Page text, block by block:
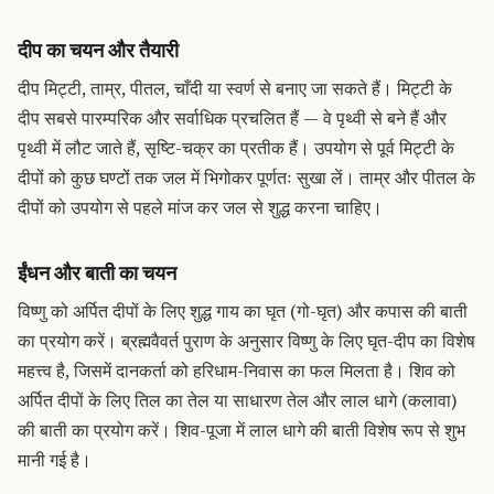
दीप का चयन और तैयारी
दीप मिट्टी, ताम्र, पीतल, चाँदी या स्वर्ण से बनाए जा सकते हैं। मिट्टी के
दीप सबसे पारम्परिक और सर्वाधिक प्रचलित हैं — वे पृथ्वी से बने हैं और
पृथ्वी में लौट जाते हैं, सृष्टि-चक्र का प्रतीक हैं। उपयोग से पूर्व मिट्टी के
दीपों को कुछ घण्टों तक जल में भिगोकर पूर्णतः सुखा लें। ताम्र और पीतल के
दीपों को उपयोग से पहले मांज कर जल से शुद्ध करना चाहिए।
ईंधन और बाती का चयन
विष्णु को अर्पित दीपों के लिए शुद्ध गाय का घृत (गो-घृत) और कपास की बाती
का प्रयोग करें। ब्रह्मवैवर्त पुराण के अनुसार विष्णु के लिए घृत-दीप का विशेष
महत्त्व है, जिसमें दानकर्ता को हरिधाम-निवास का फल मिलता है। शिव को
अर्पित दीपों के लिए तिल का तेल या साधारण तेल और लाल धागे (कलावा)
की बाती का प्रयोग करें। शिव-पूजा में लाल धागे की बाती विशेष रूप से शुभ
मानी गई है।